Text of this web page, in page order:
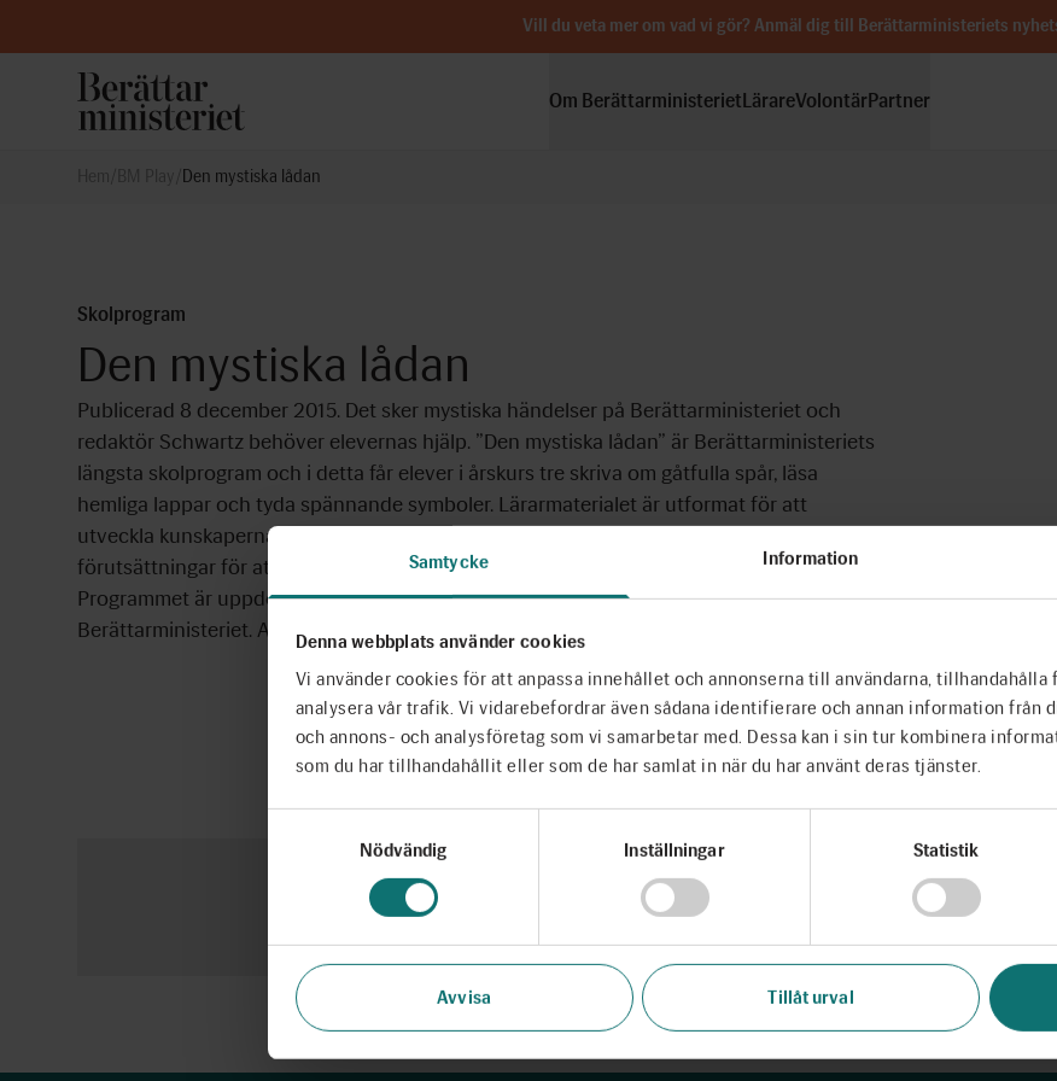
Samtycke Information
Denna webbplats använder cookies
Vi använder cookies för att anpassa innehållet och annonserna till användarna,
analysera vår trafik. Vi vidarebefordrar även sådana identifierare och annan information från
och annons- och analysföretag som vi samarbetar med. Dessa kan i sin tur kombinera
som du har tillhandahållit eller som de har samlat in när du har använt deras tjänster.
Nödvändig
Inställningar Statistik
Avvisa Tillåt urval
Vill du veta mer om vad vi gör? Anmäl dig till Berättarministeriets
Om BerättarministerietLärareVolontärPartner
Hem BM Play Den mystiska lådan
Skolprogram
Den mystiska lådan
Publicerad 8 december 2015. Det sker mystiska händelser på Berättarministeriet och
redaktör Schwartz behöver elevernas hjälp. ”Den mystiska lådan” är Berättarministeriets
längsta skolprogram och i detta får elever i årskurs tre skriva om gåtfulla spår, läsa
hemliga lappar och tyda spännande symboler. Lärarmaterialet är utformat för att
utveckla kunskaperna i svenska språket med förankring i kursplanen. Eleverna ges även
förutsättningar för att formulera egna åsikter och tankar i olika slags texter och medier.
Programmet är uppdelat på 16 lektionstillfällen varav första och sista tillfället äger rum på
Berättarministeriet. Arvsfonden är samarbetspartner.
Du behöver acceptera YouTubes kakor för att
Ändra inställningar